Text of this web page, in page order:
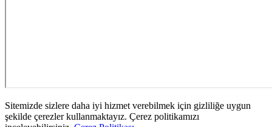
Sitemizde sizlere daha iyi hizmet verebilmek için gizliliğe uygun
şekilde çerezler kullanmaktayız. Çerez politikamızı